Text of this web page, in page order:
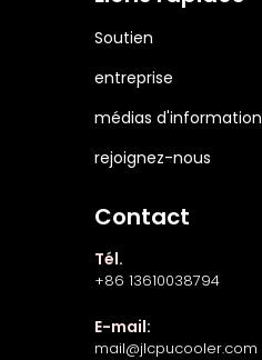
Soutien
entreprise
médias d'information
rejoignez-nous
Contact
Tél.
+86 13610038794
E-mail:
mail@jlcpucooler.com